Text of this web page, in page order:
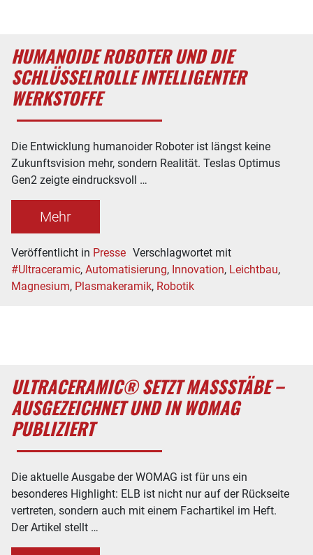
HUMANOIDE ROBOTER UND DIE
SCHLÜSSELROLLE INTELLIGENTER
WERKSTOFFE
Die Entwicklung humanoider Roboter ist längst keine
Zukunftsvision mehr, sondern Realität. Teslas Optimus
Gen2 zeigte eindrucksvoll …
Mehr
Veröffentlicht in Presse Verschlagwortet mit
#Ultraceramic, Automatisierung, Innovation, Leichtbau,
Magnesium, Plasmakeramik, Robotik
ULTRACERAMIC® SETZT MASSSTÄBE – A
USGEZEICHNET UND IN WOMAG P
UBLIZIERT
Die aktuelle Ausgabe der WOMAG ist für uns ein
besonderes Highlight: ELB ist nicht nur auf der Rückseite
vertreten, sondern auch mit einem Fachartikel im Heft.
Der Artikel stellt …